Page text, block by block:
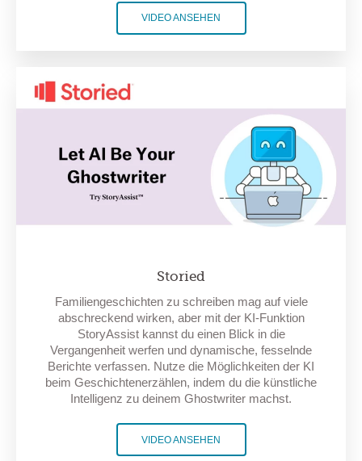
VIDEO ANSEHEN
Storied
Familiengeschichten zu schreiben mag auf viele
abschreckend wirken, aber mit der KI-Funktion
StoryAssist kannst du einen Blick in die
Vergangenheit werfen und dynamische, fesselnde
Berichte verfassen. Nutze die Möglichkeiten der KI
beim Geschichtenerzählen, indem du die künstliche
Intelligenz zu deinem Ghostwriter machst.
VIDEO ANSEHEN